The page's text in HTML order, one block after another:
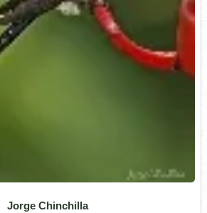
Jorge Chinchilla